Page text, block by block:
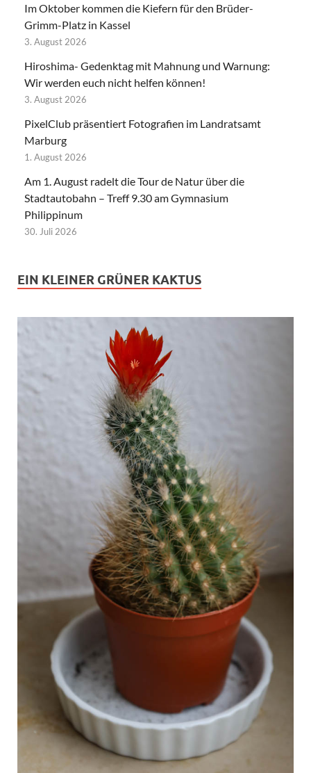
Im Oktober kommen die Kiefern für den Brüder-
Grimm-Platz in Kassel
3. August 2026
Hiroshima- Gedenktag mit Mahnung und Warnung:
Wir werden euch nicht helfen können!
3. August 2026
PixelClub präsentiert Fotografien im Landratsamt
Marburg
1. August 2026
Am 1. August radelt die Tour de Natur über die
Stadtautobahn – Treff 9.30 am Gymnasium
Philippinum
30. Juli 2026
EIN KLEINER GRÜNER KAKTUS